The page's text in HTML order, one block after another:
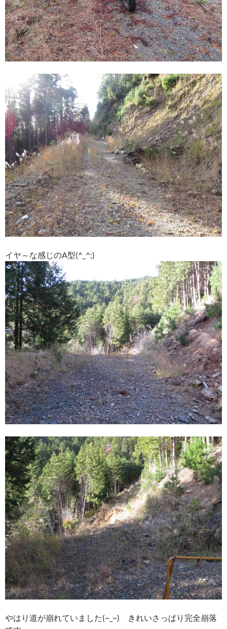
イヤ～な感じのA型(^_^;)
やはり道が崩れていました(~_~) きれいさっぱり完全崩落